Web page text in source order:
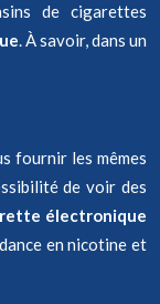
de cigarettes
. À savoir, dans un
fournir les mêmes
de voir des
électronique
en nicotine et